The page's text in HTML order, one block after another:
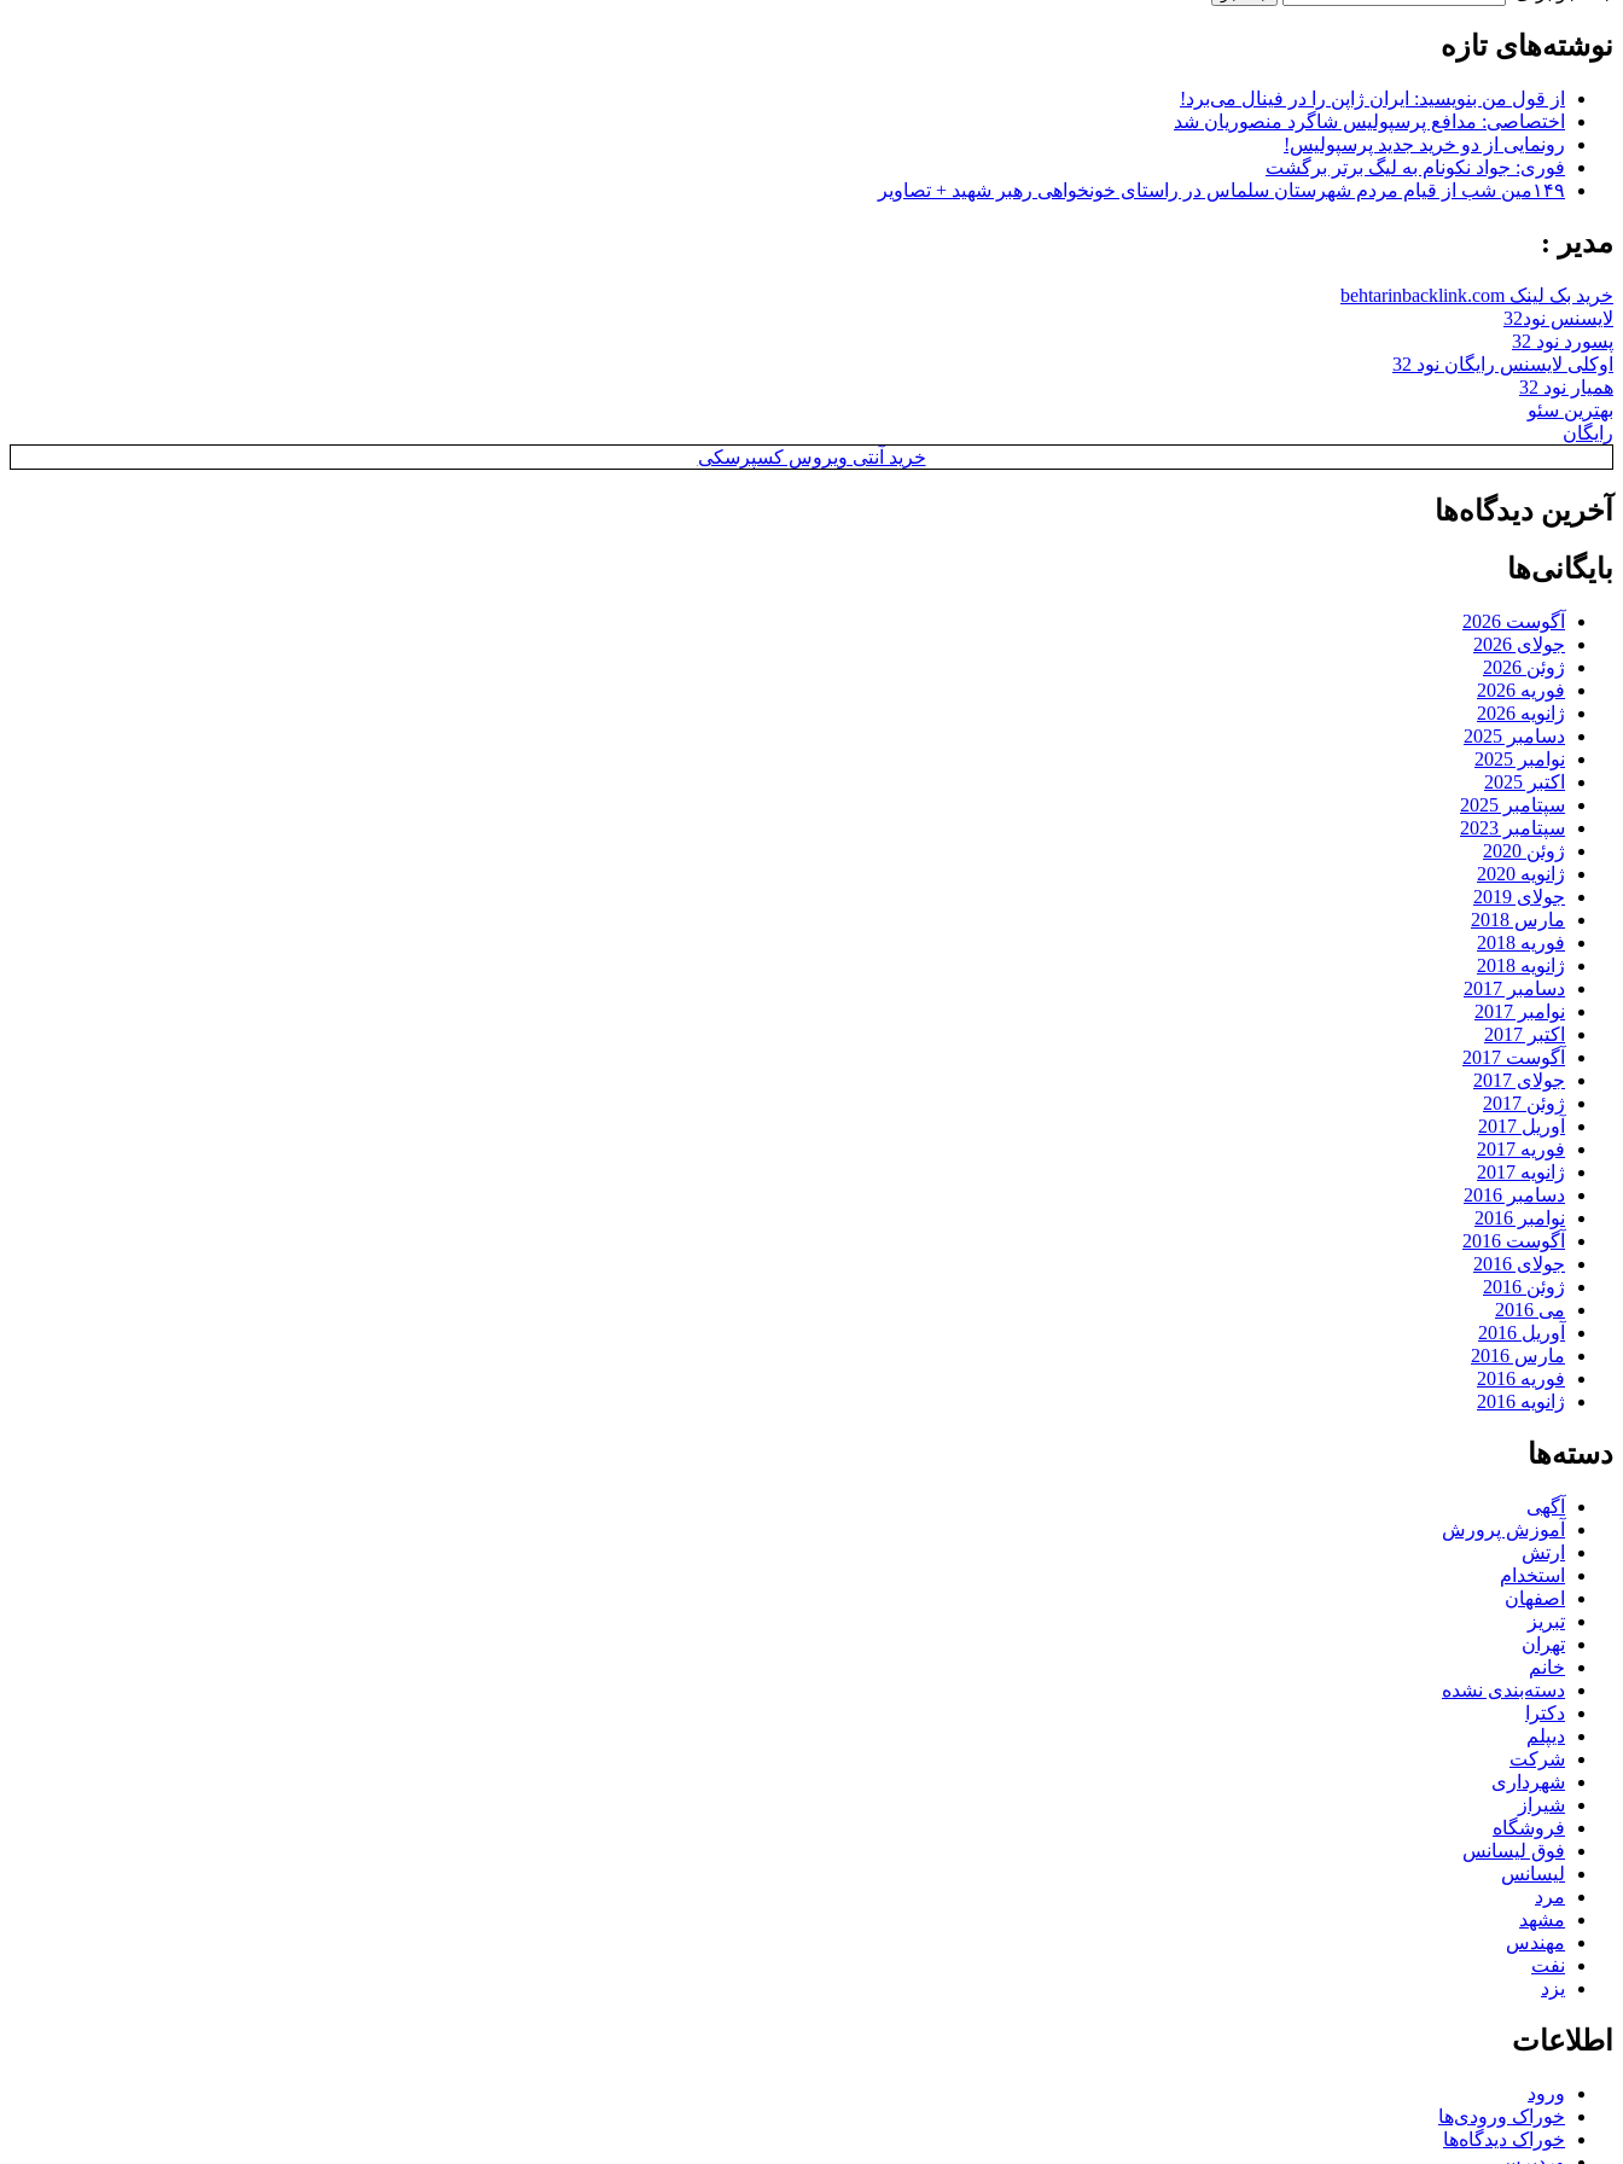
نوشته‌های تازه
از قول من بنویسید: ایران ژاپن را در فینال می‌برد!
اختصاصی: مدافع پرسپولیس شاگرد منصوریان شد
رونمایی از دو خرید جدید پرسپولیس!
فوری: جواد نکونام به لیگ برتر برگشت
۱۴۹مین شب از قیام مردم شهرستان سلماس در راستای خونخواهی رهبر شهید + تصاویر
مدیر :
خرید بک لینک behtarinbacklink.com
لایسنس نود32
پسورد نود 32
اوکلی لایسنس رایگان نود 32
همیار نود 32
بهترین سئو
رایگان
خرید آنتی ویروس کسپرسکی
آخرین دیدگاه‌ها
بایگانی‌ها
آگوست 2026
جولای 2026
ژوئن 2026
فوریه 2026
ژانویه 2026
دسامبر 2025
نوامبر 2025
اکتبر 2025
سپتامبر 2025
سپتامبر 2023
ژوئن 2020
ژانویه 2020
جولای 2019
مارس 2018
فوریه 2018
ژانویه 2018
دسامبر 2017
نوامبر 2017
اکتبر 2017
آگوست 2017
جولای 2017
ژوئن 2017
آوریل 2017
فوریه 2017
ژانویه 2017
دسامبر 2016
نوامبر 2016
آگوست 2016
جولای 2016
ژوئن 2016
می 2016
آوریل 2016
مارس 2016
فوریه 2016
ژانویه 2016
دسته‌ها
آگهی
آموزش پرورش
ارتش
استخدام
اصفهان
تبریز
تهران
خانم
دسته‌بندی نشده
دکترا
دیپلم
شرکت
شهرداری
شیراز
فروشگاه
فوق لیسانس
لیسانس
مرد
مشهد
مهندس
نفت
یزد
اطلاعات
ورود
خوراک ورودی‌ها
خوراک دیدگاه‌ها